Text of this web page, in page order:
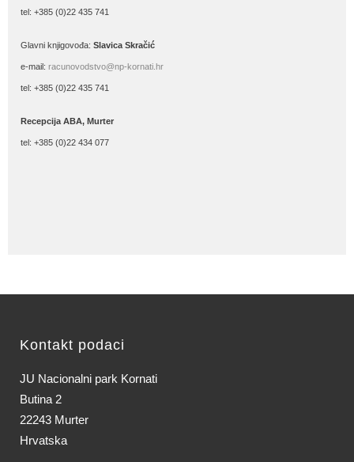
tel: +385 (0)22 435 741
Glavni knjigovođa: Slavica Skračić
e-mail: racunovodstvo@np-kornati.hr
tel: +385 (0)22 435 741
Recepcija ABA, Murter
tel: +385 (0)22 434 077
Kontakt podaci
JU Nacionalni park Kornati
Butina 2
22243 Murter
Hrvatska